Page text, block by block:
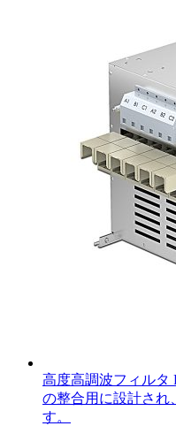
高度高調波フィルタ
の整合用に設計され
す。